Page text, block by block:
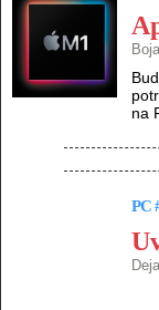
na
PC